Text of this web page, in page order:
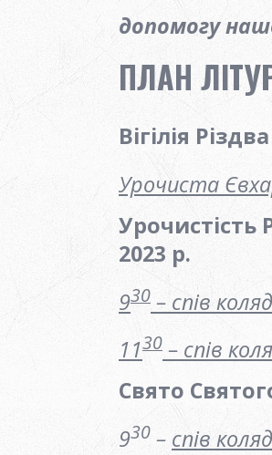
допомогу
ПЛАН
Вігілія
Урочиста
Урочистість
2023 р.
930 – спів
1130 – спів
Свято
930 – спів